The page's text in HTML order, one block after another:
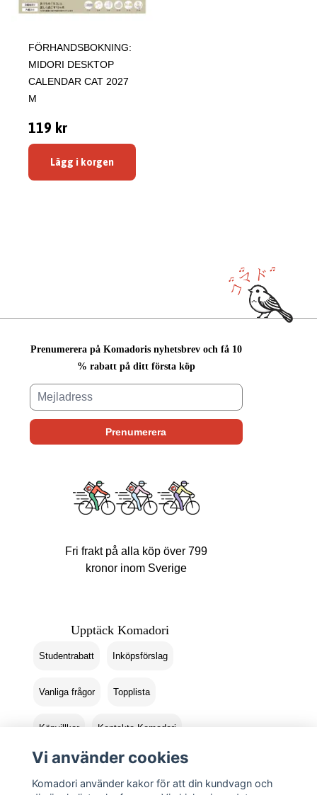
FÖRHANDSBOKNING:
MIDORI DESKTOP
CALENDAR CAT 2027
M
119 kr
Lägg i korgen
Prenumerera på Komadoris nyhetsbrev och få 10
% rabatt på ditt första köp
Fri frakt på alla köp över 799
kronor inom Sverige
Upptäck Komadori
Studentrabatt Inköpsförslag
Vanliga frågor Topplista
Köpvillkor Kontakta Komadori
Logga in Returer
Vi använder cookies
Komadori använder kakor för att din kundvagn och